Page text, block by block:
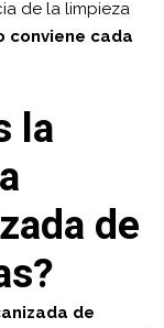
de la limpieza
conviene cada
la
de
de